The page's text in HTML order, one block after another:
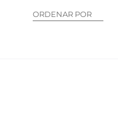
ORDENAR POR